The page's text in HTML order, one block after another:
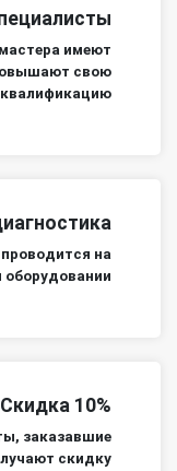
имеют
свою
квалификацию
на
оборудовании
Скидка 10%
заказавшие
скидку